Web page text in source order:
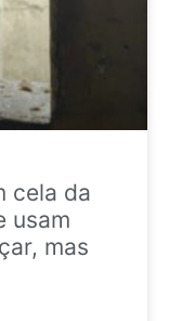
cela da
usam
mas